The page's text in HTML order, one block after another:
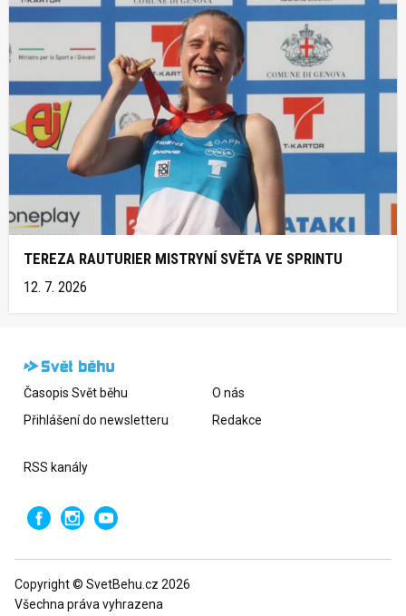
TEREZA RAUTURIER MISTRYNÍ SVĚTA VE SPRINTU
12. 7. 2026
Časopis Svět běhu
Přihlášení do newsletteru
O nás
Redakce
RSS kanály
Copyright © SvetBehu.cz 2026
Všechna práva vyhrazena